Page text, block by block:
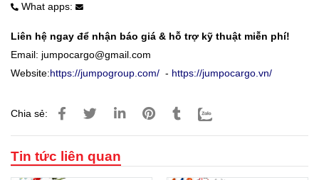
What apps:
Liên hệ ngay để nhận báo giá & hỗ trợ kỹ thuật miễn phí!
Email: jumpocargo@gmail.com
Website:https://jumpogroup.com/ - https://jumpocargo.vn/
Chia sẻ:
Tin tức liên quan